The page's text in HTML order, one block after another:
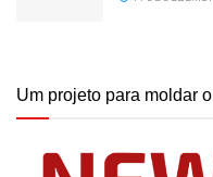
Um projeto para moldar